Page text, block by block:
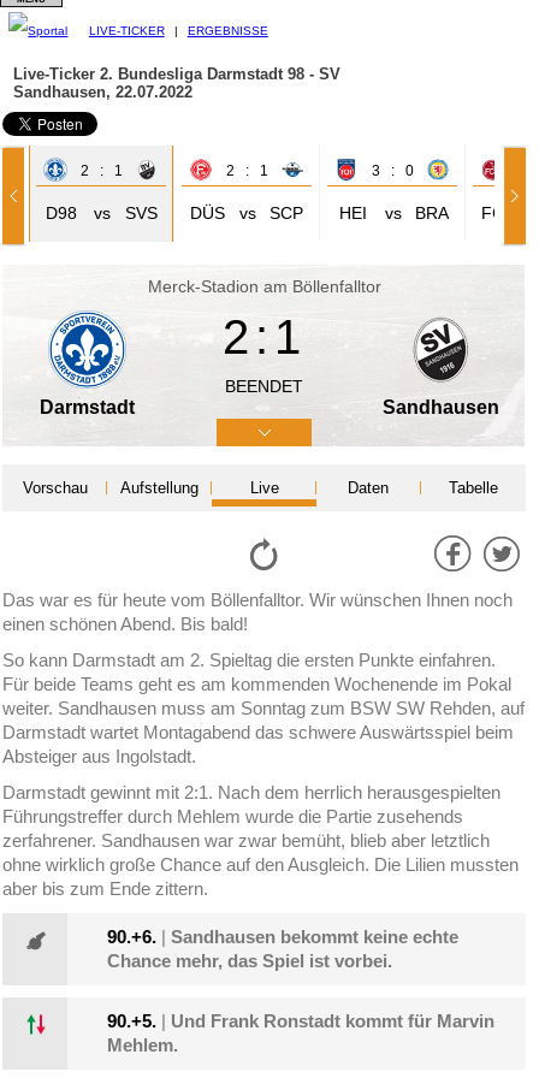
LIVE-TICKER | ERGEBNISSE
Live-Ticker 2. Bundesliga Darmstadt 98 - SV
Sandhausen, 22.07.2022
2 : 1
D98 vs SVS
2 : 1
DÜS vs SCP
3 : 0
HEI vs BRA FCN
Merck-Stadion am Böllenfalltor
Darmstadt
2:1
BEENDET
Sandhausen
Vorschau Aufstellung Live Daten Tabelle
Das war es für heute vom Böllenfalltor. Wir wünschen Ihnen noch
einen schönen Abend. Bis bald!
So kann Darmstadt am 2. Spieltag die ersten Punkte einfahren.
Für beide Teams geht es am kommenden Wochenende im Pokal
weiter. Sandhausen muss am Sonntag zum BSW SW Rehden, auf
Darmstadt wartet Montagabend das schwere Auswärtsspiel beim
Absteiger aus Ingolstadt.
Darmstadt gewinnt mit 2:1. Nach dem herrlich herausgespielten
Führungstreffer durch Mehlem wurde die Partie zusehends
zerfahrener. Sandhausen war zwar bemüht, blieb aber letztlich
ohne wirklich große Chance auf den Ausgleich. Die Lilien mussten
aber bis zum Ende zittern.
90.+6. |Sandhausen bekommt keine echte
Chance mehr, das Spiel ist vorbei.
90.+5. | Und Frank Ronstadt kommt für Marvin
Mehlem.